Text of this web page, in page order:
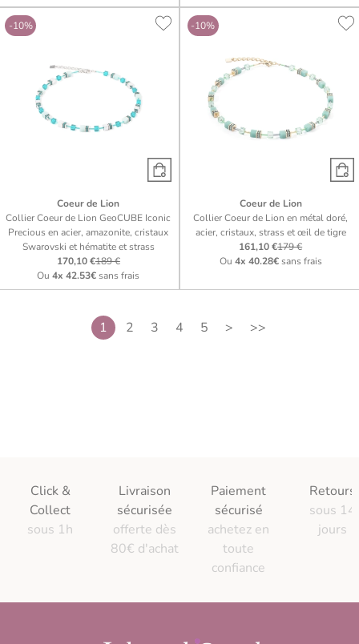
-10%
Coeur de Lion
Collier Coeur de Lion GeoCUBE Iconic
Precious en acier, amazonite, cristaux
Swarovski et hématite et strass
170,10 €189 €
Ou4x 42.53€sans frais
-10%
Coeur de Lion
Collier Coeur de Lion en métal doré,
acier, cristaux, strass et œil de tigre
161,10 €179 €
Ou 4x 40.28€sans frais
1 2 3 4 5 > >>
Click &
Collect
sous 1h
Livraison
sécurisée
offerte dès
80€ d'achat
Paiement
sécurisé
achetez en
toute
confiance
Retours
sous 14
jours